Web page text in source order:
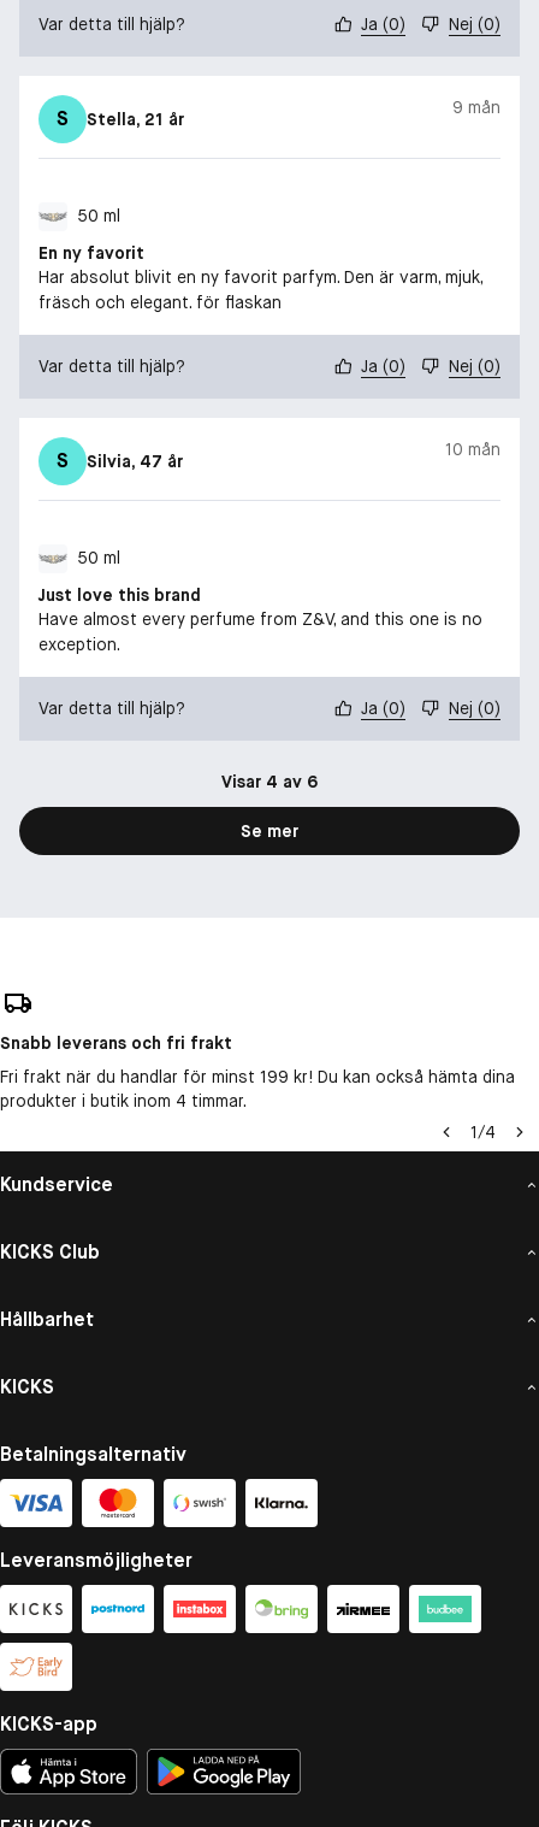
Var detta till hjälp? Ja (0) Nej (0)
S Stella, 21 år
9 mån
50 ml
En ny favorit
Har absolut blivit en ny favorit parfym. Den är varm, mjuk,
fräsch och elegant. för flaskan
Var detta till hjälp? Ja (0) Nej (0)
S Silvia, 47 år
10 mån
50 ml
Just love this brand
Have almost every perfume from Z&V, and this one is no
exception.
Var detta till hjälp? Ja (0) Nej (0)
Visar 4 av 6
Se mer
Snabb leverans och fri frakt
Fri frakt när du handlar för minst 199 kr! Du kan också hämta dina
produkter i butik inom 4 timmar.
1/4
Kundservice
KICKS Club
Hållbarhet
KICKS
Betalningsalternativ
Leveransmöjligheter
KICKS-app